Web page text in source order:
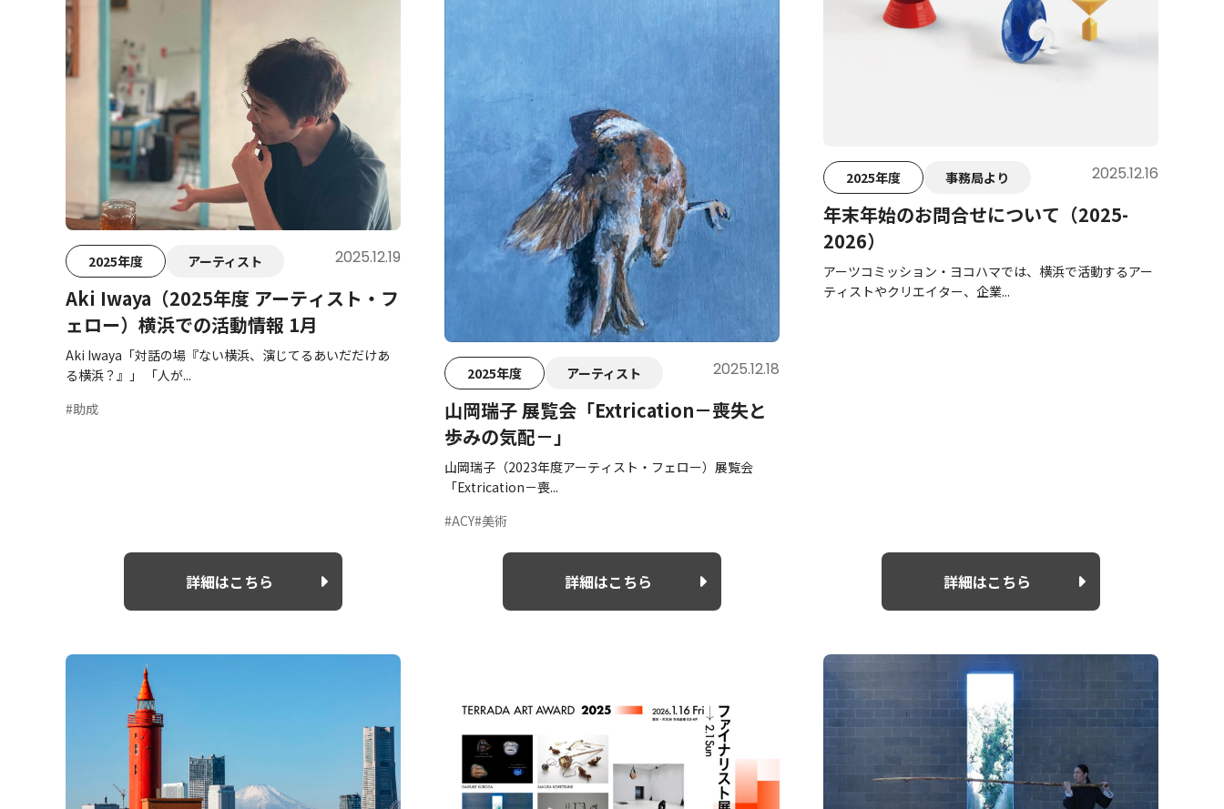
2025年度 アーティスト 2025.12.19
Aki Iwaya（2025年度 アーティスト・フ
ェロー）横浜での活動情報 1月
Aki Iwaya「対話の場『ない横浜、演じてるあいだだけあ
る横浜？』」 「人が...
#助成
詳細はこちら
2025年度 アーティスト 2025.12.18
山岡瑞子 展覧会「Extrication－喪失と
歩みの気配－」
山岡瑞子（2023年度アーティスト・フェロー）展覧会
「Extrication－喪...
#ACY#美術
詳細はこちら
2025年度 事務局より 2025.12.16
年末年始のお問合せについて（2025-
2026）
アーツコミッション・ヨコハマでは、横浜で活動するアー
ティストやクリエイター、企業...
詳細はこちら